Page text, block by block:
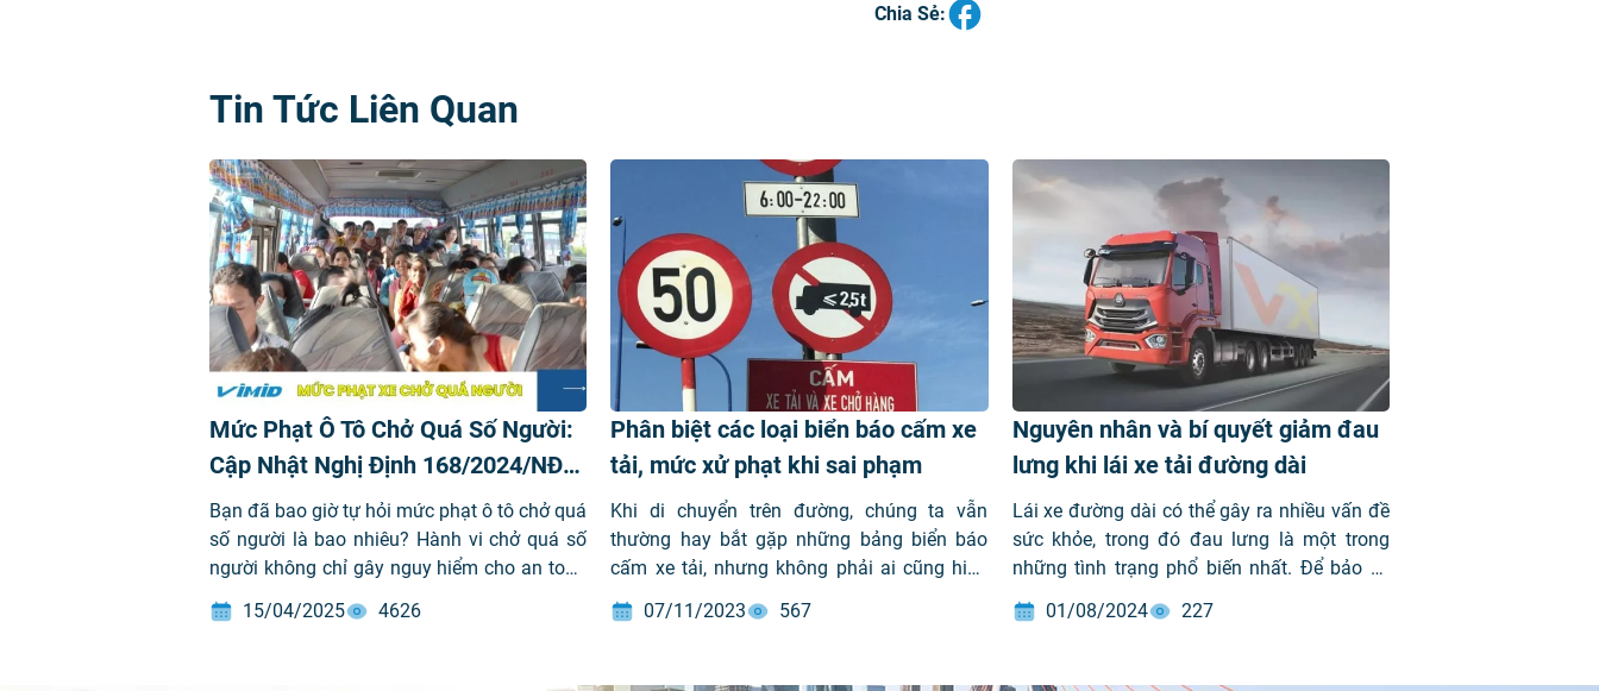
Chia Sẻ:
Tin Tức Liên Quan
Mức Phạt Ô Tô Chở Quá Số Người:
Cập Nhật Nghị Định 168/2024/NĐ-
CP 2026
Bạn đã bao giờ tự hỏi mức phạt ô tô chở quá
số người là bao nhiêu? Hành vi chở quá số
người không chỉ gây nguy hiểm cho an toàn
giao thông mà còn dẫn đến những khoản
phạt nặng theo quy định pháp luật.
15/04/2025 4626
Phân biệt các loại biển báo cấm xe
tải, mức xử phạt khi sai phạm
Khi di chuyển trên đường, chúng ta vẫn
thường hay bắt gặp những bảng biển báo
cấm xe tải, nhưng không phải ai cũng hiểu
hết về ý nghĩa của các biển báo này. Sau
đây, Vimid sẽ giúp bạn tìm hiểu về vấn đề
07/11/2023 567
Nguyên nhân và bí quyết giảm đau
lưng khi lái xe tải đường dài
Lái xe đường dài có thể gây ra nhiều vấn đề
sức khỏe, trong đó đau lưng là một trong
những tình trạng phổ biến nhất. Để bảo vệ
sức khỏe và giảm thiểu cơn đau, việc áp
dụng những biện pháp phòng ngừa là rất
[…]
01/08/2024 227